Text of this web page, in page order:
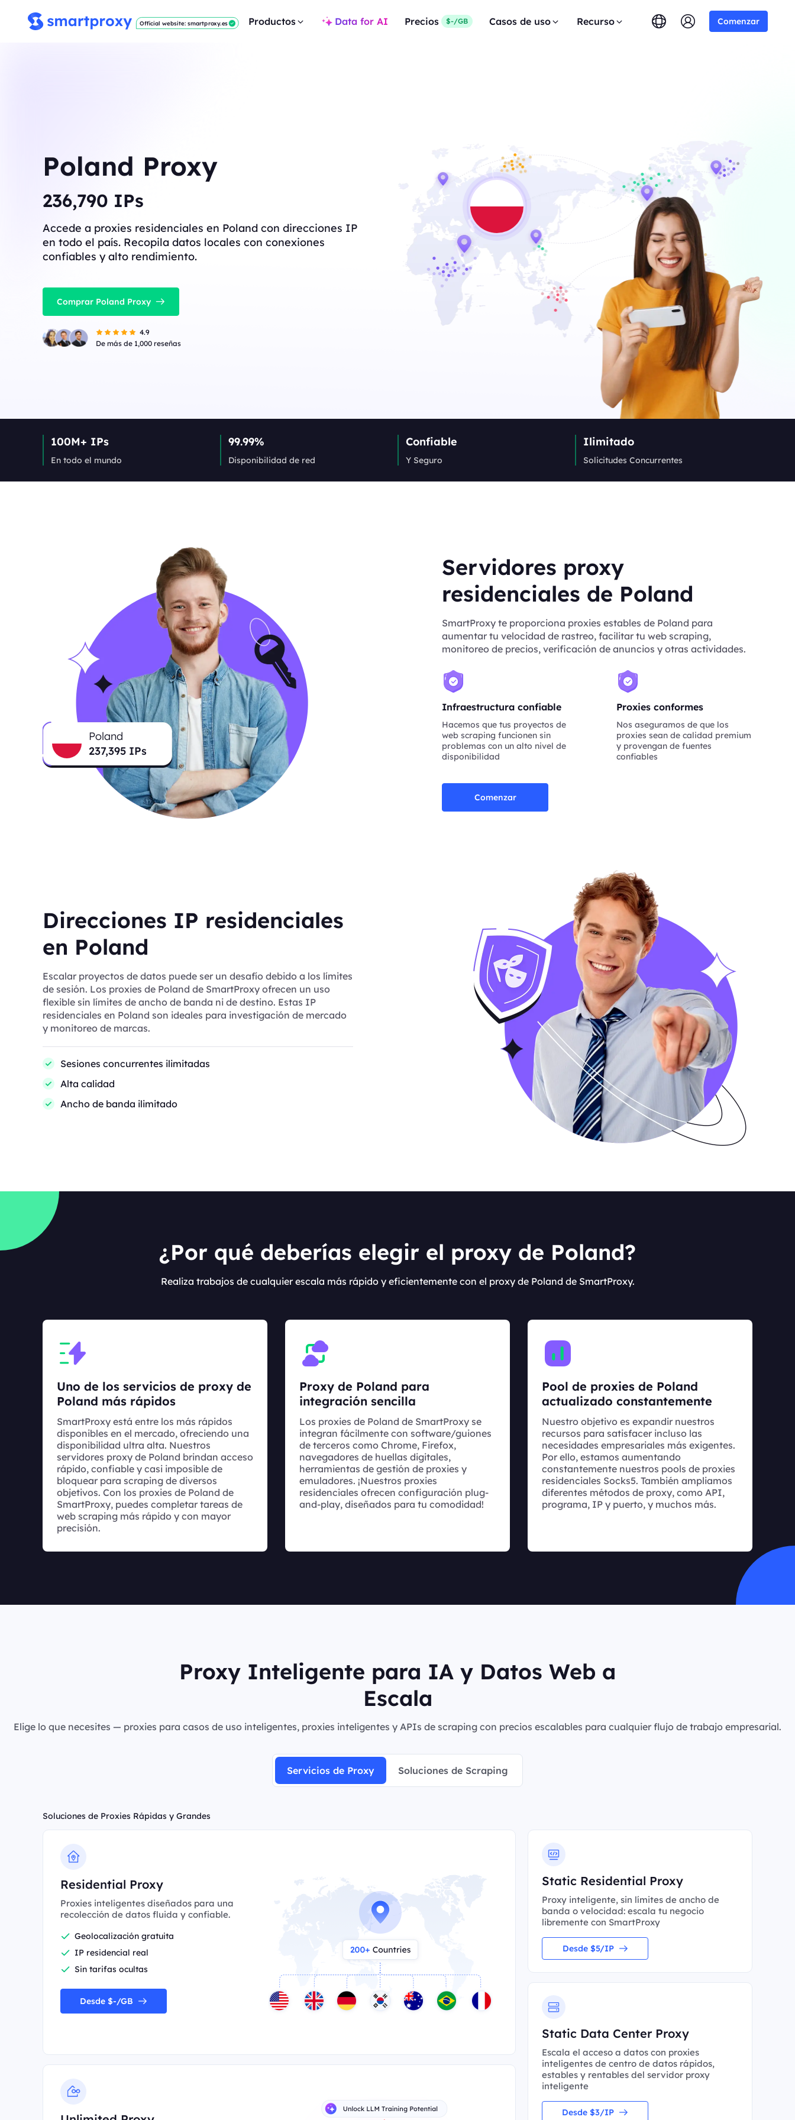
Official website: smartproxy.es Productos Data for AI Precios $-/GB Casos de uso Recurso Comenzar
Poland Proxy
237,911IPs
Accede a proxies residenciales en Poland con direcciones IP
en todo el país. Recopila datos locales con conexiones
confiables y alto rendimiento.
Comprar Poland Proxy
4.9
De más de 1,000 reseñas
100M+ IPs
En todo el mundo
99.99%
Disponibilidad de red
Confiable
Y Seguro
Ilimitado
Solicitudes Concurrentes
Poland
237,911IPs
Servidores proxy
residenciales de Poland
SmartProxy te proporciona proxies estables de Poland para
aumentar tu velocidad de rastreo, facilitar tu web scraping,
monitoreo de precios, verificación de anuncios y otras actividades.
Infraestructura confiable
Hacemos que tus proyectos de
web scraping funcionen sin
problemas con un alto nivel de
disponibilidad
Proxies conformes
Nos aseguramos de que los
proxies sean de calidad premium
y provengan de fuentes
confiables
Comenzar
Direcciones IP residenciales
en Poland
Escalar proyectos de datos puede ser un desafío debido a los límites
de sesión. Los proxies de Poland de SmartProxy ofrecen un uso
flexible sin límites de ancho de banda ni de destino. Estas IP
residenciales en Poland son ideales para investigación de mercado
y monitoreo de marcas.
Sesiones concurrentes ilimitadas
Alta calidad
Ancho de banda ilimitado
¿Por qué deberías elegir el proxy de Poland?
Realiza trabajos de cualquier escala más rápido y eficientemente con el proxy de Poland de SmartProxy.
Uno de los servicios de proxy de
Poland más rápidos
SmartProxy está entre los más rápidos
disponibles en el mercado, ofreciendo una
disponibilidad ultra alta. Nuestros
servidores proxy de Poland brindan acceso
rápido, confiable y casi imposible de
bloquear para scraping de diversos
objetivos. Con los proxies de Poland de
SmartProxy, puedes completar tareas de
web scraping más rápido y con mayor
precisión.
Proxy de Poland para
integración sencilla
Los proxies de Poland de SmartProxy se
integran fácilmente con software/guiones
de terceros como Chrome, Firefox,
navegadores de huellas digitales,
herramientas de gestión de proxies y
emuladores. ¡Nuestros proxies
residenciales ofrecen configuración plug-
and-play, diseñados para tu comodidad!
Pool de proxies de Poland
actualizado constantemente
Nuestro objetivo es expandir nuestros
recursos para satisfacer incluso las
necesidades empresariales más exigentes.
Por ello, estamos aumentando
constantemente nuestros pools de proxies
residenciales Socks5. También ampliamos
diferentes métodos de proxy, como API,
programa, IP y puerto, y muchos más.
Proxy Inteligente para IA y Datos Web a
Escala
Elige lo que necesites — proxies para casos de uso inteligentes, proxies inteligentes y APIs de scraping con precios escalables para cualquier flujo de trabajo empresarial.
Servicios de Proxy Soluciones de Scraping
Soluciones de Proxies Rápidas y Grandes
Residential Proxy
Proxies inteligentes diseñados para una
recolección de datos fluida y confiable.
Geolocalización gratuita
IP residencial real
Sin tarifas ocultas
Desde $-/GB
Static Residential Proxy
Proxy inteligente, sin límites de ancho de
banda o velocidad: escala tu negocio
libremente con SmartProxy
Desde $5/IP
Static Data Center Proxy
Escala el acceso a datos con proxies
inteligentes de centro de datos rápidos,
estables y rentables del servidor proxy
inteligente
Desde $3/IP